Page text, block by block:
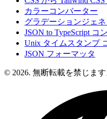
カラーコンバーター
グラデーションジェ
JSON to TypeScript コ
Unix タイムスタンプ
JSON フォーマッタ
© 2026. 無断転載を禁じます